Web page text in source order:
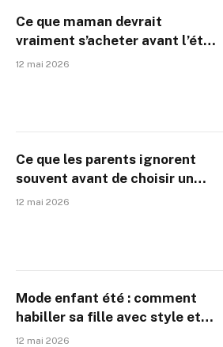
Ce que maman devrait
vraiment s’acheter avant l’été
(et qu’elle n’a probablement
12 mai 2026
Ce que les parents ignorent
souvent avant de choisir un
centre de circoncision
12 mai 2026
Mode enfant été : comment
habiller sa fille avec style et
confort cette saison
12 mai 2026